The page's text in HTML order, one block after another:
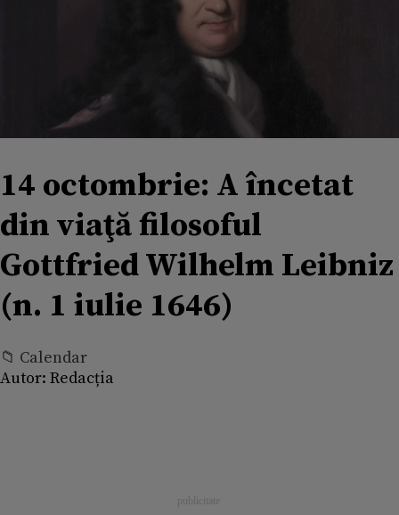
14 octombrie: A încetat
din viaţă filosoful
Gottfried Wilhelm Leibniz
(n. 1 iulie 1646)
📁 Calendar
Autor: Redacția